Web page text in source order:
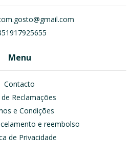
Menu
Contacto
Reclamações
e Condições
e reembolso
de Privacidade